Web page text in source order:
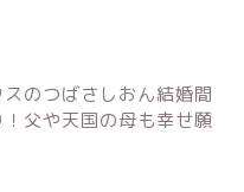
のつばさしおん結婚間
父や天国の母も幸せ願